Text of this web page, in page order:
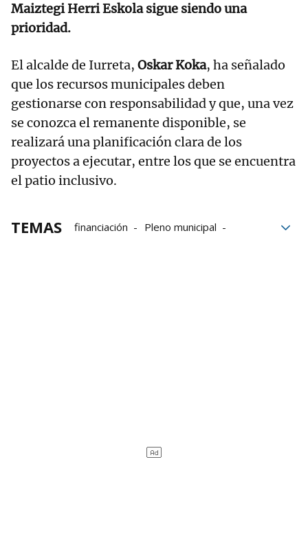
Maiztegi Herri Eskola sigue siendo una
prioridad.
El alcalde de Iurreta, Oskar Koka, ha señalado
que los recursos municipales deben
gestionarse con responsabilidad y que, una vez
se conozca el remanente disponible, se
realizará una planificación clara de los
proyectos a ejecutar, entre los que se encuentra
el patio inclusivo.
TEMAS financiación
Pleno municipal